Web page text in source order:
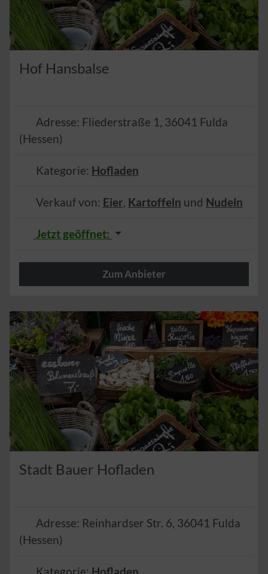
Hof Hansbalse
Adresse: Fliederstraße 1, 36041 Fulda
(Hessen)
Kategorie: Hofladen
Verkauf von: Eier, Kartoffeln und Nudeln
Jetzt geöffnet:
Zum Anbieter
Stadt Bauer Hofladen
Adresse: Reinhardser Str. 6, 36041 Fulda
(Hessen)